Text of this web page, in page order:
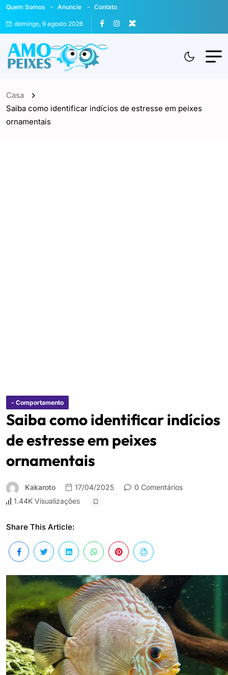
Quem Somos Anuncie Contato
domingo, 9 agosto 2026
Casa
Saiba como identificar indícios de estresse em peixes
ornamentais
- Comportamento
Saiba como identificar indícios
de estresse em peixes
ornamentais
Kakaroto 17/04/2025
0 Comentários
1.44K Visualizações
Share This Article: